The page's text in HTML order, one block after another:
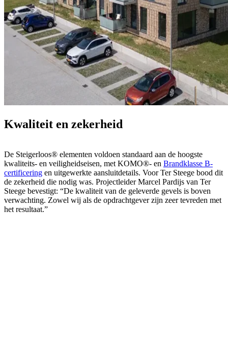
Kwaliteit en zekerheid
De Steigerloos® elementen voldoen standaard aan de hoogste
kwaliteits- en veiligheidseisen, met KOMO®- en Brandklasse B-
certificering en uitgewerkte aansluitdetails. Voor Ter Steege bood dit
de zekerheid die nodig was. Projectleider Marcel Pardijs van Ter
Steege bevestigt: “De kwaliteit van de geleverde gevels is boven
verwachting. Zowel wij als de opdrachtgever zijn zeer tevreden met
het resultaat.”